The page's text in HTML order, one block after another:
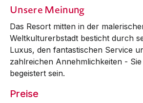
Unsere Meinung
Das Resort mitten in der
Weltkulturerbstadt besticht durch
Luxus, den fantastischen Service
zahlreichen Annehm­lichkeiten -
begeistert sein.
Preise